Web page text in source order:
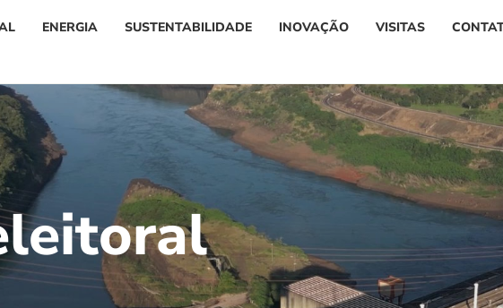
ENERGIA SUSTENTABILIDADE INOVAÇÃO VISITAS
leitoral